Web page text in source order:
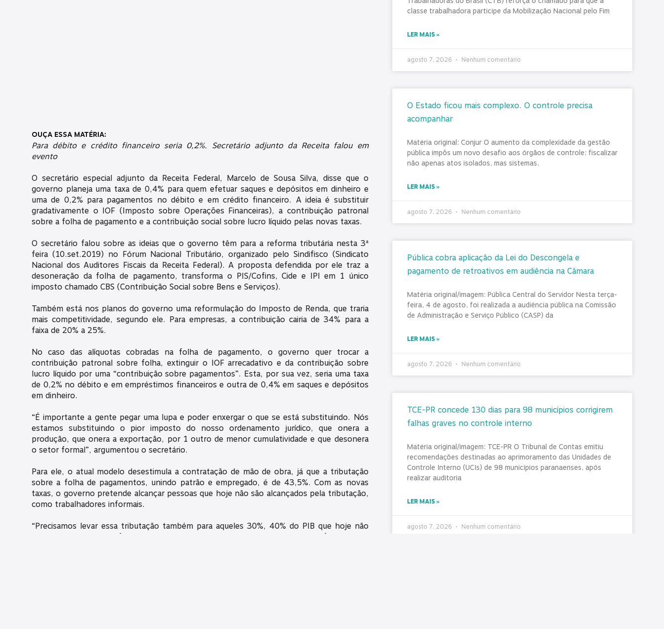
OUÇA ESSA MATÉRIA:
Para débito e crédito financeiro seria 0,2%. Secretário adjunto da Receita falou em
evento
O secretário especial adjunto da Receita Federal, Marcelo de Sousa Silva, disse que o
governo planeja uma taxa de 0,4% para quem efetuar saques e depósitos em dinheiro e
uma de 0,2% para pagamentos no débito e em crédito financeiro. A ideia é substituir
gradativamente o IOF (Imposto sobre Operações Financeiras), a contribuição patronal
sobre a folha de pagamento e a contribuição social sobre lucro líquido pelas novas taxas.
O secretário falou sobre as ideias que o governo têm para a reforma tributária nesta 3ª
feira (10.set.2019) no Fórum Nacional Tributário, organizado pelo Sindifisco (Sindicato
Nacional dos Auditores Fiscais da Receita Federal). A proposta defendida por ele traz a
desoneração da folha de pagamento, transforma o PIS/Cofins, Cide e IPI em 1 único
imposto chamado CBS (Contribuição Social sobre Bens e Serviços).
Também está nos planos do governo uma reformulação do Imposto de Renda, que traria
mais competitividade, segundo ele. Para empresas, a contribuição cairia de 34% para a
faixa de 20% a 25%.
No caso das alíquotas cobradas na folha de pagamento, o governo quer trocar a
contribuição patronal sobre folha, extinguir o IOF arrecadativo e da contribuição sobre
lucro líquido por uma “contribuição sobre pagamentos”. Esta, por sua vez, seria uma taxa
de 0,2% no débito e em empréstimos financeiros e outra de 0,4% em saques e depósitos
em dinheiro.
“É importante a gente pegar uma lupa e poder enxergar o que se está substituindo. Nós
estamos substituindo o pior imposto do nosso ordenamento jurídico, que onera a
produção, que onera a exportação, por 1 outro de menor cumulatividade e que desonera
o setor formal”, argumentou o secretário.
Para ele, o atual modelo desestimula a contratação de mão de obra, já que a tributação
sobre a folha de pagamentos, unindo patrão e empregado, é de 43,5%. Com as novas
taxas, o governo pretende alcançar pessoas que hoje não são alcançados pela tributação,
como trabalhadores informais.
“Precisamos levar essa tributação também para aqueles 30%, 40% do PIB que hoje não
pagam tributos. Estou falando de quem evade, de quem sonega, da própria informalidade,
classe trabalhadora participe da Mobilização Nacional pelo Fim
LER MAIS »
agosto 7, 2026 Nenhum comentário
O Estado ficou mais complexo. O controle precisa
acompanhar
Matéria original: Conjur O aumento da complexidade da gestão
pública impôs um novo desafio aos órgãos de controle: fiscalizar
não apenas atos isolados, mas sistemas,
LER MAIS »
agosto 7, 2026 Nenhum comentário
Pública cobra aplicação da Lei do Descongela e
pagamento de retroativos em audiência na Câmara
Matéria original/imagem: Pública Central do Servidor Nesta terça-
feira, 4 de agosto, foi realizada a audiência pública na Comissão
de Administração e Serviço Público (CASP) da
LER MAIS »
agosto 7, 2026 Nenhum comentário
TCE-PR concede 130 dias para 98 municípios corrigirem
falhas graves no controle interno
Matéria original/imagem: TCE-PR O Tribunal de Contas emitiu
recomendações destinadas ao aprimoramento das Unidades de
Controle Interno (UCIs) de 98 municípios paranaenses, após
realizar auditoria
LER MAIS »
agosto 7, 2026 Nenhum comentário